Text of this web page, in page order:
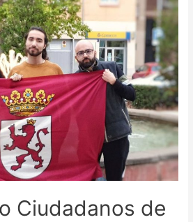
Ciudadanos de